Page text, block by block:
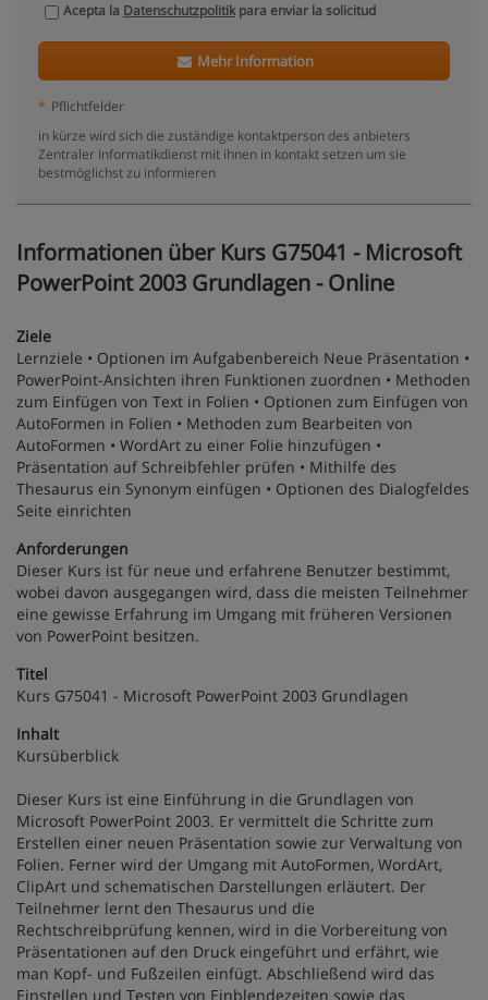
Acepta la Datenschutzpolitikpara enviar la solicitud
Mehr Information
* Pflichtfelder
in kürze wird sich die zuständige kontaktperson des anbieters
Zentraler Informatikdienst mit ihnen in kontakt setzen um sie
bestmöglichst zu informieren
Informationen über Kurs G75041 - Microsoft
PowerPoint 2003 Grundlagen - Online
Ziele
Lernziele • Optionen im Aufgabenbereich Neue Präsentation •
PowerPoint-Ansichten ihren Funktionen zuordnen • Methoden
zum Einfügen von Text in Folien • Optionen zum Einfügen von
AutoFormen in Folien • Methoden zum Bearbeiten von
AutoFormen • WordArt zu einer Folie hinzufügen •
Präsentation auf Schreibfehler prüfen • Mithilfe des
Thesaurus ein Synonym einfügen • Optionen des Dialogfeldes
Seite einrichten
Anforderungen
Dieser Kurs ist für neue und erfahrene Benutzer bestimmt,
wobei davon ausgegangen wird, dass die meisten Teilnehmer
eine gewisse Erfahrung im Umgang mit früheren Versionen
von PowerPoint besitzen.
Titel
Kurs G75041 - Microsoft PowerPoint 2003 Grundlagen
Inhalt
Kursüberblick
Dieser Kurs ist eine Einführung in die Grundlagen von
Microsoft PowerPoint 2003. Er vermittelt die Schritte zum
Erstellen einer neuen Präsentation sowie zur Verwaltung von
Folien. Ferner wird der Umgang mit AutoFormen, WordArt,
ClipArt und schematischen Darstellungen erläutert. Der
Teilnehmer lernt den Thesaurus und die
Rechtschreibprüfung kennen, wird in die Vorbereitung von
Präsentationen auf den Druck eingeführt und erfährt, wie
man Kopf- und Fußzeilen einfügt. Abschließend wird das
Einstellen und Testen von Einblendezeiten sowie das